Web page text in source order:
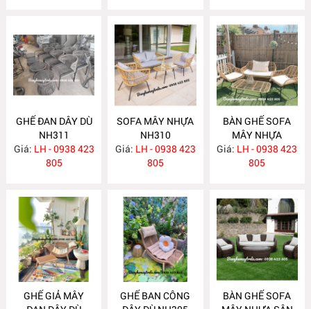
GHẾ ĐAN DÂY DÙ
NH311
Giá: LH - 0938 423
805
SOFA MÂY NHỰA
NH310
Giá: LH - 0938 423
805
BÀN GHẾ SOFA
MÂY NHỰA
NH309
Giá: LH - 0938 423
805
GHẾ GIẢ MÂY
GHẾ BAN CÔNG
BÀN GHẾ SOFA